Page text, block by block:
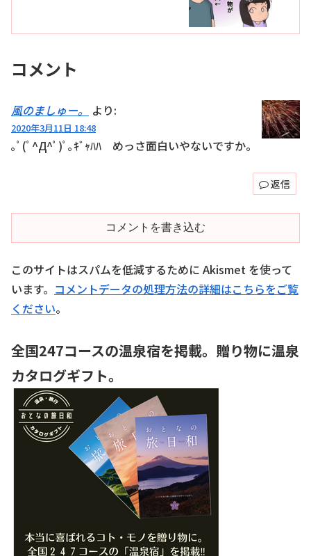
コメント
風のましゅー。 より:
2020年3月11日 18:48
｡ﾟ(ﾟ^Д^ﾟ)ﾟ｡ｷﾞｬﾊﾊ めっさ面白いやないですか。
返信
コメントを書き込む
このサイトはスパムを低減するために Akismet を使って
います。 コメントデータの処理方法の詳細はこちらをご覧
ください。
全国247コースの温泉宿を掲載。贈り物に温泉
カタログギフト。